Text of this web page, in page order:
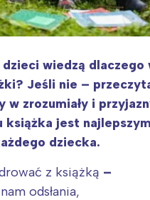
wiedzą dlaczego
Jeśli nie –
zrozumiały i
książka jest najlepszym
dziecka.
z książką –
odsłania,